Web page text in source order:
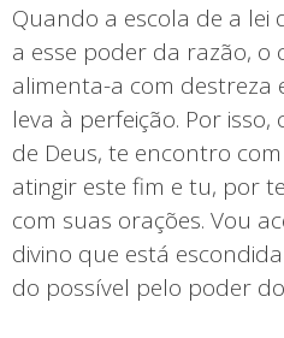
Quando a escola de a lei
a esse poder da razão, o
alimenta-a com destreza
leva à perfeição. Por
de Deus, te encontro
atingir este fim e tu, por
com suas orações. Vou
divino que está
do possível pelo poder